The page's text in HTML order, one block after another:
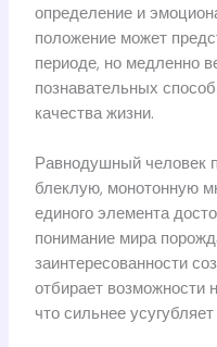
определение и
положение может
периоде, но медленно
познавательных
качества жизни.
Равнодушный человек
блеклую, монотонную
единого элемента
понимание мира
заинтересованности
отбирает возможности
что сильнее